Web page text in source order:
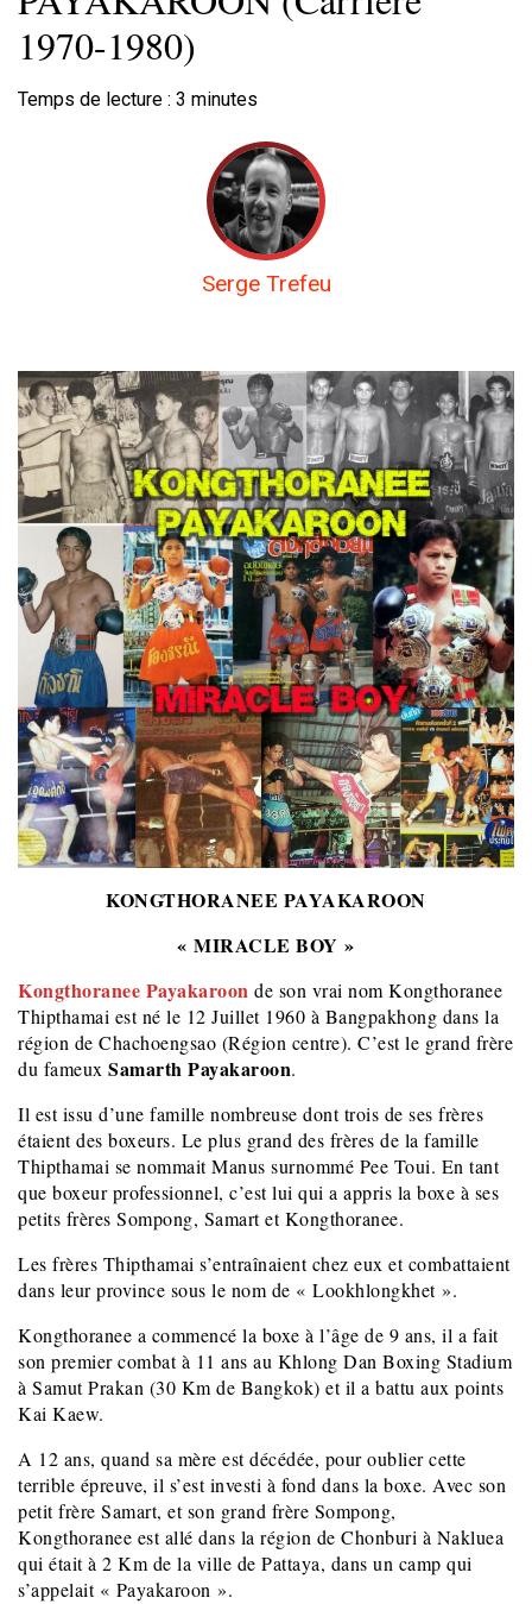
1970-1980)
Temps de lecture : 3 minutes
Serge Trefeu
KONGTHORANEE PAYAKAROON
« MIRACLE BOY »
Kongthoranee Payakaroon de son vrai nom Kongthoranee
Thipthamai est né le 12 Juillet 1960 à Bangpakhong dans la
région de Chachoengsao (Région centre). C’est le grand frère
du fameux Samarth Payakaroon.
Il est issu d’une famille nombreuse dont trois de ses frères
étaient des boxeurs. Le plus grand des frères de la famille
Thipthamai se nommait Manus surnommé Pee Toui. En tant
que boxeur professionnel, c’est lui qui a appris la boxe à ses
petits frères Sompong, Samart et Kongthoranee.
Les frères Thipthamai s’entraînaient chez eux et combattaient
dans leur province sous le nom de « Lookhlongkhet ».
Kongthoranee a commencé la boxe à l’âge de 9 ans, il a fait
son premier combat à 11 ans au Khlong Dan Boxing Stadium
à Samut Prakan (30 Km de Bangkok) et il a battu aux points
Kai Kaew.
A 12 ans, quand sa mère est décédée, pour oublier cette
terrible épreuve, il s’est investi à fond dans la boxe. Avec son
petit frère Samart, et son grand frère Sompong,
Kongthoranee est allé dans la région de Chonburi à Nakluea
qui était à 2 Km de la ville de Pattaya, dans un camp qui
s’appelait « Payakaroon ».